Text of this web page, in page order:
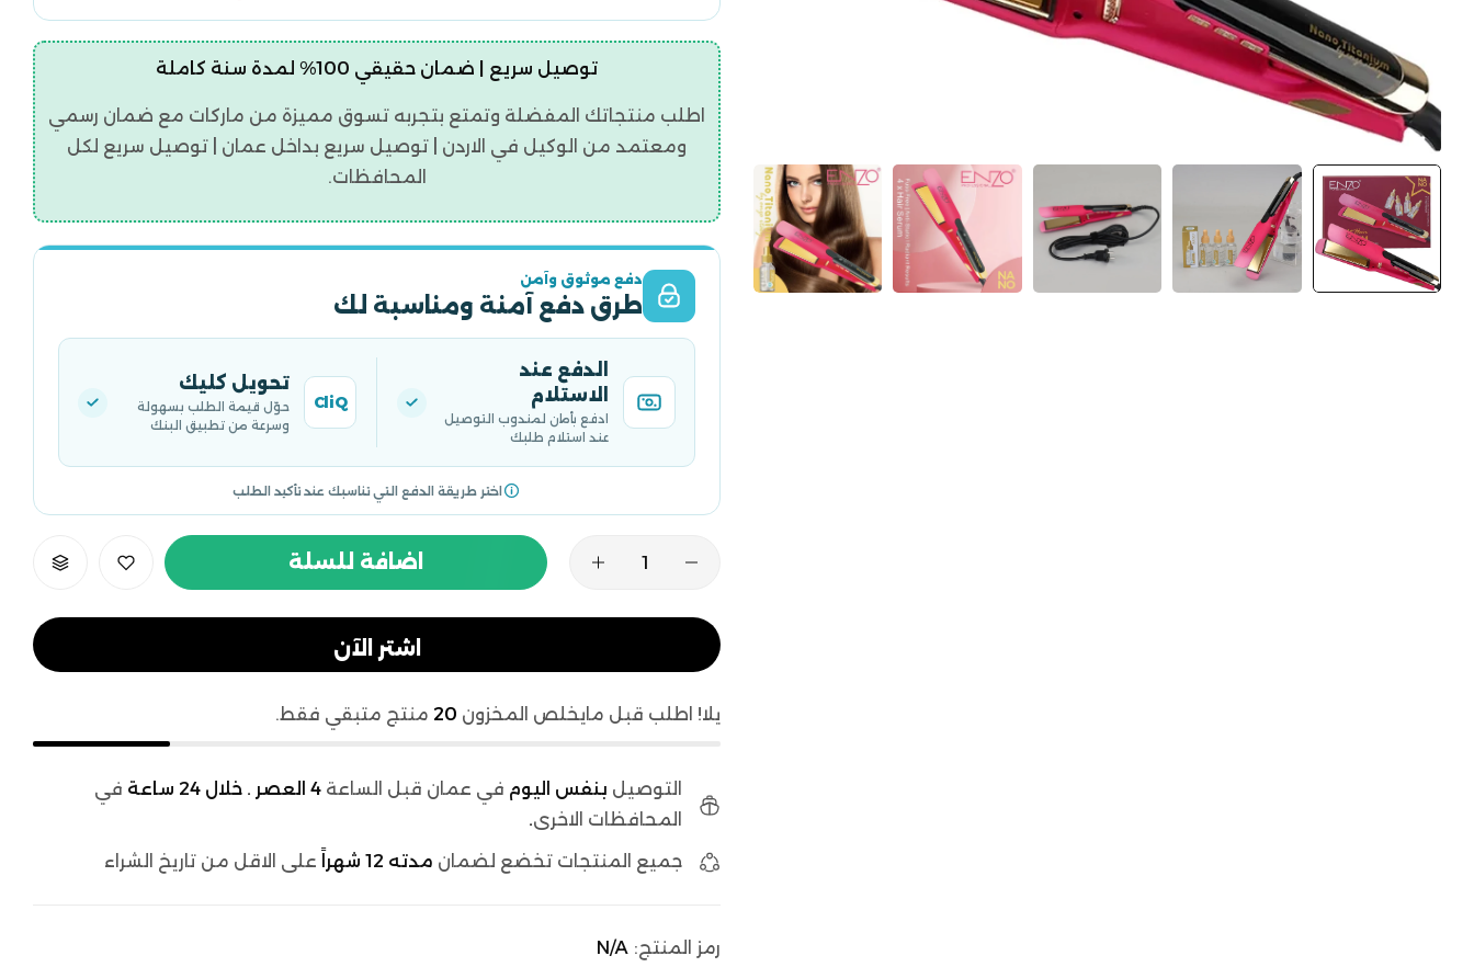
توصيل سريع | ضمان حقيقي 100% لمدة سنة كاملة
اطلب منتجاتك المفضلة وتمتع بتجربه تسوق مميزة من ماركات مع ضمان رسمي
ومعتمد من الوكيل في الاردن | توصيل سريع بداخل عمان | توصيل سريع لكل
المحافظات.
دفع موثوق وآمن
طرق دفع آمنة ومناسبة لك
الدفع عند
الاستلام
ادفع بأمان لمندوب التوصيل
عند استلام طلبك
CliQ
تحويل كليك
حوّل قيمة الطلب بسهولة
وسرعة من تطبيق البنك
اختر طريقة الدفع التي تناسبك عند تأكيد الطلب
اضافة للسلة
اشتر الآن
يلا! اطلب قبل مايخلص المخزون 20 منتج متبقي فقط.
التوصيل بنفس اليوم في عمان قبل الساعة
في
المحافظات الاخرى.
جميع المنتجات تخضع لضمان مدته 12 شهراً على الاقل من تاريخ الشراء
رمز المنتج: N/A